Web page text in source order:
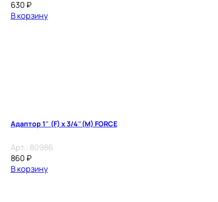
630 ₽
В корзину
Адаптор 1″ (F) x 3/4″(M) FORCE
Арт.: 80986
860 ₽
В корзину